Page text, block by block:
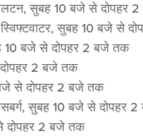
सुबह 10 बजे से दोपहर
स्विफ्टवाटर, सुबह 10 बजे से
10 बजे से दोपहर 2 बजे तक
2 बजे तक
से दोपहर 2 बजे तक
सुबह 10 बजे से दोपहर
दोपहर 2 बजे तक